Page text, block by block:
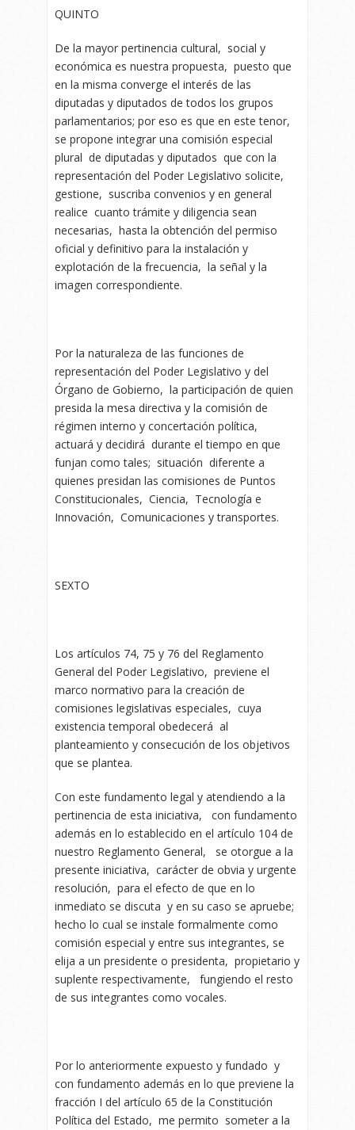
QUINTO
De la mayor pertinencia cultural, social y
económica es nuestra propuesta, puesto que
en la misma converge el interés de las
diputadas y diputados de todos los grupos
parlamentarios; por eso es que en este tenor,
se propone integrar una comisión especial
plural de diputadas y diputados que con la
representación del Poder Legislativo solicite,
gestione, suscriba convenios y en general
realice cuanto trámite y diligencia sean
necesarias, hasta la obtención del permiso
oficial y definitivo para la instalación y
explotación de la frecuencia, la señal y la
imagen correspondiente.
Por la naturaleza de las funciones de
representación del Poder Legislativo y del
Órgano de Gobierno, la participación de quien
presida la mesa directiva y la comisión de
régimen interno y concertación política,
actuará y decidirá durante el tiempo en que
funjan como tales; situación diferente a
quienes presidan las comisiones de Puntos
Constitucionales, Ciencia, Tecnología e
Innovación, Comunicaciones y transportes.
SEXTO
Los artículos 74, 75 y 76 del Reglamento
General del Poder Legislativo, previene el
marco normativo para la creación de
comisiones legislativas especiales, cuya
existencia temporal obedecerá al
planteamiento y consecución de los objetivos
que se plantea.
Con este fundamento legal y atendiendo a la
pertinencia de esta iniciativa, con fundamento
además en lo establecido en el artículo 104 de
nuestro Reglamento General, se otorgue a la
presente iniciativa, carácter de obvia y urgente
resolución, para el efecto de que en lo
inmediato se discuta y en su caso se apruebe;
hecho lo cual se instale formalmente como
comisión especial y entre sus integrantes, se
elija a un presidente o presidenta, propietario y
suplente respectivamente, fungiendo el resto
de sus integrantes como vocales.
Por lo anteriormente expuesto y fundado y
con fundamento además en lo que previene la
fracción I del artículo 65 de la Constitución
Política del Estado, me permito someter a la